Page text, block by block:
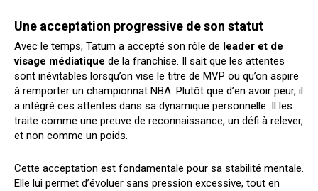
Une acceptation progressive de son statut
Avec le temps, Tatum a accepté son rôle de leader et de
visage médiatique de la franchise. Il sait que les attentes
sont inévitables lorsqu’on vise le titre de MVP ou qu’on aspire
à remporter un championnat NBA. Plutôt que d’en avoir peur, il
a intégré ces attentes dans sa dynamique personnelle. Il les
traite comme une preuve de reconnaissance, un défi à relever,
et non comme un poids.
Cette acceptation est fondamentale pour sa stabilité mentale.
Elle lui permet d’évoluer sans pression excessive, tout en